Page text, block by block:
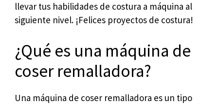
llevar tus habilidades de costura a máquina al
siguiente nivel. ¡Felices proyectos de costura!
¿Qué es una máquina de
coser remalladora?
Una máquina de coser remalladora es un tipo